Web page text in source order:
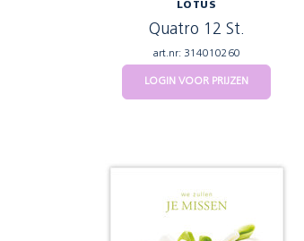
LOTUS
Quatro 12 St.
art.nr: 314010260
LOGIN VOOR PRIJZEN